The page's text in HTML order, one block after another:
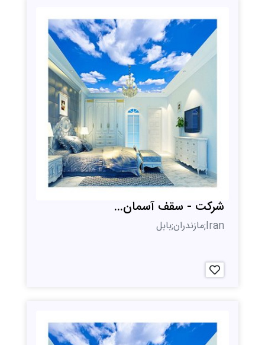
شرکت - سقف آسمان...
Iran;مازندران;بابل